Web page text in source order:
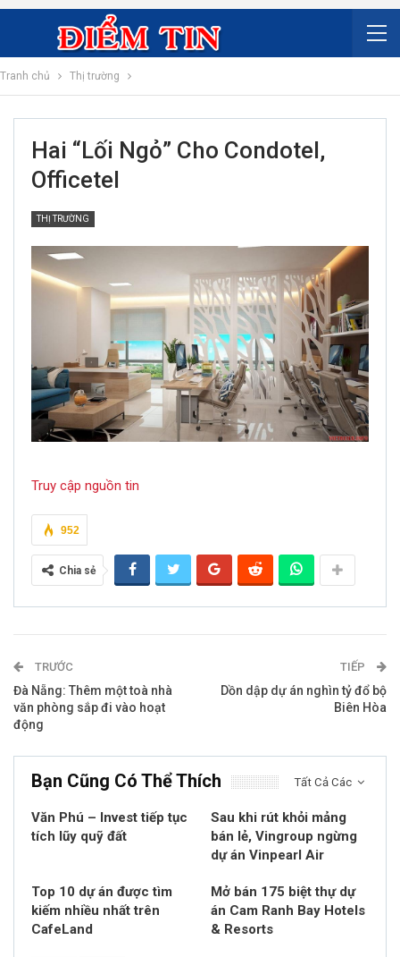
Tranh chủ Thị trường
Hai “lối Ngỏ” Cho Condotel,
Officetel
THỊ TRƯỜNG
Truy cập nguồn tin
952
Chia sẻ
TRƯỚC
Đà Nẵng: Thêm một toà nhà
văn phòng sắp đi vào hoạt
động
TIẾP
Dồn dập dự án nghìn tỷ đổ bộ
Biên Hòa
Tất Cả Các
Bạn Cũng Có Thể Thích
Văn Phú – Invest tiếp tục
tích lũy quỹ đất
Sau khi rút khỏi mảng
bán lẻ, Vingroup ngừng
dự án Vinpearl Air
Top 10 dự án được tìm
kiếm nhiều nhất trên
CafeLand
Mở bán 175 biệt thự dự
án Cam Ranh Bay Hotels
& Resorts